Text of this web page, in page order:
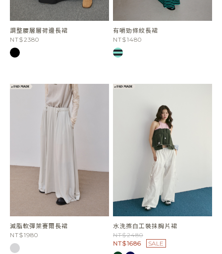
調整腰層層荷邊長裙
NT$2380
有嚼勁條紋長裙
NT$1480
減脂軟彈萊賽爾長裙
NT$1980
水洗擦白工裝抹胸片裙
NT$2480
NT$1686
SALE